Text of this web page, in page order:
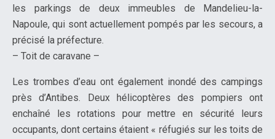
les parkings de deux immeubles de Mandelieu-la-
Napoule, qui sont actuellement pompés par les secours, a
précisé la préfecture.
– Toit de caravane –
Les trombes d’eau ont également inondé des campings
près d’Antibes. Deux hélicoptères des pompiers ont
enchaîné les rotations pour mettre en sécurité leurs
occupants, dont certains étaient « réfugiés sur les toits de